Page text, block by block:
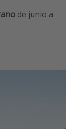
de junio a